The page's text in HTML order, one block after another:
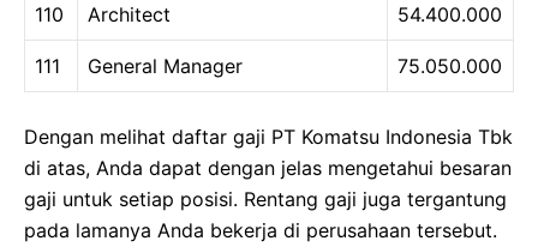
110 Architect 54.400.000
111 General Manager 75.050.000
Dengan melihat daftar gaji PT Komatsu Indonesia Tbk
di atas, Anda dapat dengan jelas mengetahui besaran
gaji untuk setiap posisi. Rentang gaji juga tergantung
pada lamanya Anda bekerja di perusahaan tersebut.